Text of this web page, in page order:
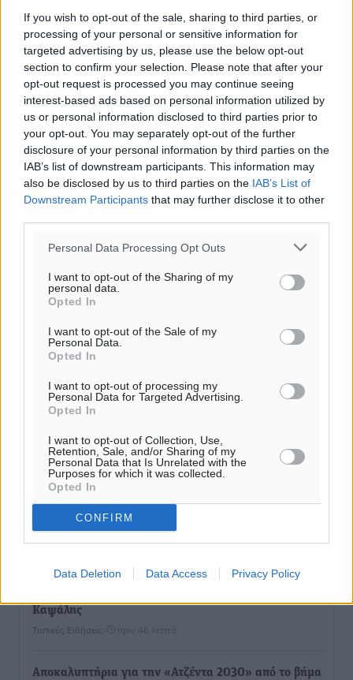
If you wish to opt-out of the sale, sharing to third parties, or
processing of your personal or sensitive information for
targeted advertising by us, please use the below opt-out
section to confirm your selection. Please note that after your
opt-out request is processed you may continue seeing
interest-based ads based on personal information utilized by
us or personal information disclosed to third parties prior to
your opt-out. You may separately opt-out of the further
disclosure of your personal information by third parties on the
IAB’s list of downstream participants. This information may
also be disclosed by us to third parties on the IAB’s List of
Downstream Participants that may further disclose it to other
Personal Data Processing Opt Outs
I want to opt-out of the Sharing of my
personal data.
Opted In
I want to opt-out of the Sale of my
Personal Data.
Opted In
I want to opt-out of processing my
Personal Data for Targeted Advertising.
Opted In
I want to opt-out of Collection, Use,
Retention, Sale, and/or Sharing of my
Personal Data that Is Unrelated with the
Purposes for which it was collected.
Opted In
CONFIRM
Data Deletion Data Access Privacy Policy
Ροή ειδήσεων
Έφυγε από τη ζωή ο επί σειρά ετών εφημέριος στον
Καψάλης
Τοπικές Ειδήσεις πριν 46 λεπτά
Αποκαλυπτήρια για την «Ατζέντα 2030» από το βήμα